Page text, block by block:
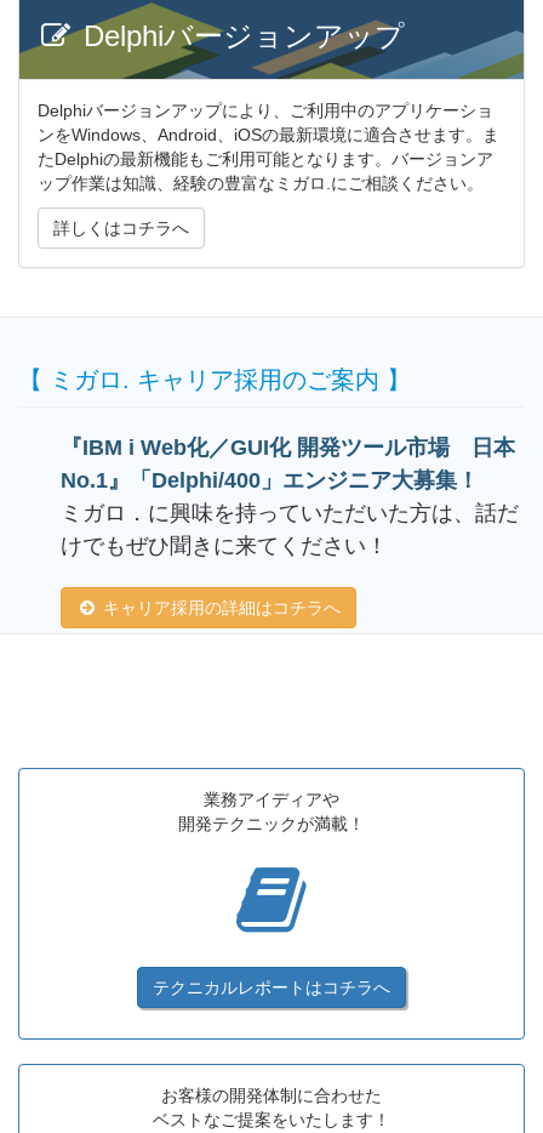
Delphiバージョンアップ
Delphiバージョンアップにより、ご利用中のアプリケーショ
ンをWindows、Android、iOSの最新環境に適合させます。ま
たDelphiの最新機能もご利用可能となります。バージョンア
ップ作業は知識、経験の豊富なミガロ.にご相談ください。
詳しくはコチラへ
【 ミガロ. キャリア採用のご案内 】
『IBM i Web化／GUI化 開発ツール市場 日本
No.1』「Delphi/400」エンジニア大募集！
ミガロ．に興味を持っていただいた方は、話だ
けでもぜひ聞きに来てください！
キャリア採用の詳細はコチラへ
業務アイディアや
開発テクニックが満載！
テクニカルレポートはコチラへ
お客様の開発体制に合わせた
ベストなご提案をいたします！